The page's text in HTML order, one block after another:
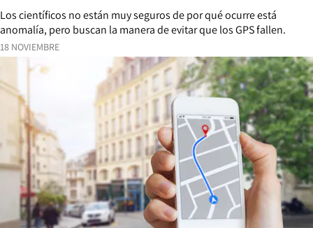
18 NOVIEMBRE
Los científicos no están muy seguros de por qué ocurre está
anomalía, pero buscan la manera de evitar que los GPS fallen.